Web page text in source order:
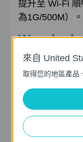
提升至 Wi-Fi
為1G/500M）。
Link 網路
Fi 網速
Deco X50-
Fi 6系統）
來自 United
取得您的地區產品